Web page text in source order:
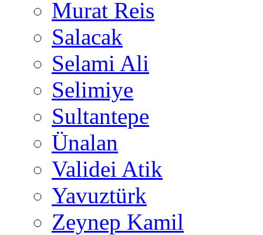
Murat Reis
Salacak
Selami Ali
Selimiye
Sultantepe
Ünalan
Validei Atik
Yavuztürk
Zeynep Kamil